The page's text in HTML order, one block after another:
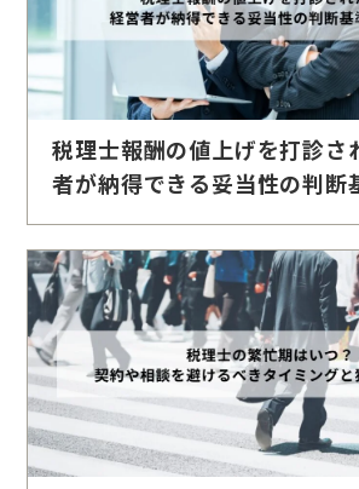
税理士報酬の値上げを打診さ
者が納得できる妥当性の判断